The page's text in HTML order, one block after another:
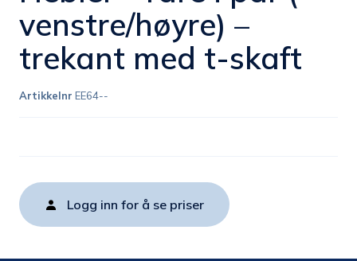
venstre/høyre) –
trekant med t-skaft
Artikkelnr EE64--
Logg inn for å se priser